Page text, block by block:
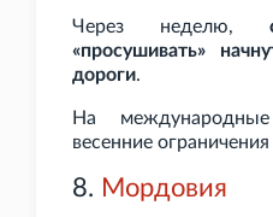
Через неделю,
«просушивать»
дороги.
На
весенние ограничения
8. Мордовия